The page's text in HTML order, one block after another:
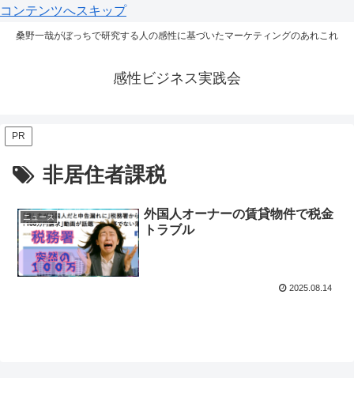
コンテンツへスキップ
桑野一哉がぼっちで研究する人の感性に基づいたマーケティングのあれこれ
感性ビジネス実践会
PR
非居住者課税
ニュース
外国人オーナーの賃貸物件で税金
トラブル
2025.08.14